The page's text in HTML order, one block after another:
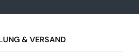
& VERSAND